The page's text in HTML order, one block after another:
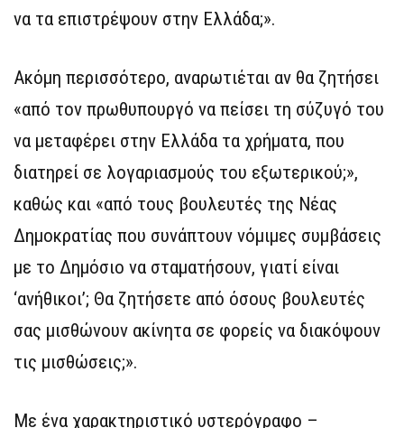
να τα επιστρέψουν στην Ελλάδα;».
Ακόμη περισσότερο, αναρωτιέται αν θα ζητήσει
«από τον πρωθυπουργό να πείσει τη σύζυγό του
να μεταφέρει στην Ελλάδα τα χρήματα, που
διατηρεί σε λογαριασμούς του εξωτερικού;»,
καθώς και «από τους βουλευτές της Νέας
Δημοκρατίας που συνάπτουν νόμιμες συμβάσεις
με το Δημόσιο να σταματήσουν, γιατί είναι
‘ανήθικοι’; Θα ζητήσετε από όσους βουλευτές
σας μισθώνουν ακίνητα σε φορείς να διακόψουν
τις μισθώσεις;».
Με ένα χαρακτηριστικό υστερόγραφο –